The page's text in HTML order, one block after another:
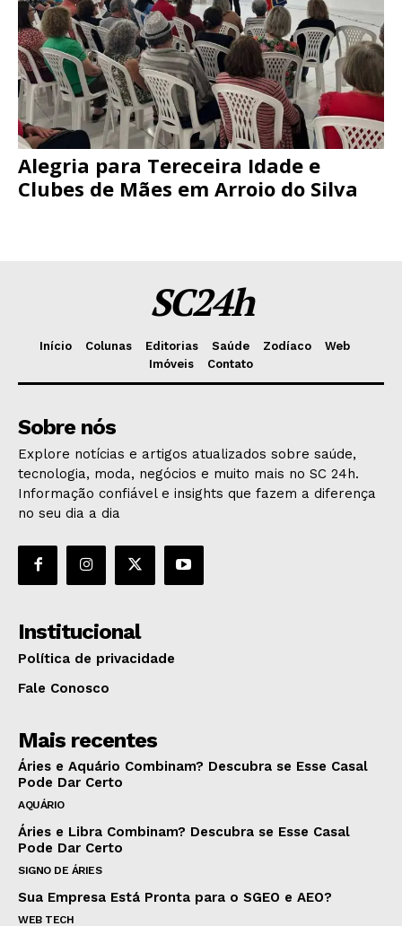
Alegria para Tereceira Idade e
Clubes de Mães em Arroio do Silva
SC24h
Início Colunas Editorias Saúde Zodíaco
Web
Imóveis
Contato
Sobre nós
Explore notícias e artigos atualizados sobre saúde,
tecnologia, moda, negócios e muito mais no SC 24h.
Informação confiável e insights que fazem a diferença
no seu dia a dia
Institucional
Política de privacidade
Fale Conosco
Mais recentes
Áries e Aquário Combinam? Descubra se Esse Casal
Pode Dar Certo
AQUÁRIO
Áries e Libra Combinam? Descubra se Esse Casal
Pode Dar Certo
SIGNO DE ÁRIES
Sua Empresa Está Pronta para o SGEO e AEO?
WEB TECH